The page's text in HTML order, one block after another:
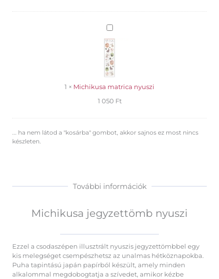
Michikusa
matrica
nyuszi
1 × Michikusa matrica nyuszi
1 050 Ft
... ha nem látod a "kosárba" gombot, akkor sajnos ez most nincs
készleten.
További információk
Michikusa jegyzettömb nyuszi
Ezzel a csodaszépen illusztrált nyuszis jegyzettömbbel egy
kis melegséget csempészhetsz az unalmas hétköznapokba.
Puha tapintású japán papírból készült, amely minden
alkalommal megdobogtatja a szívedet, amikor kézbe